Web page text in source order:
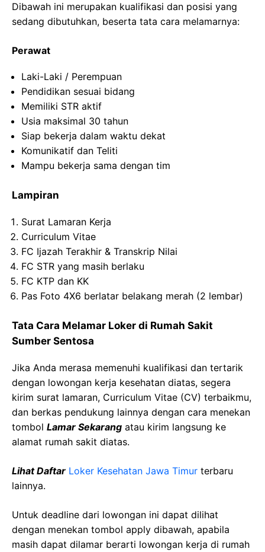
Dibawah ini merupakan kualifikasi dan posisi yang
sedang dibutuhkan, beserta tata cara melamarnya:
Perawat
Laki-Laki / Perempuan
Pendidikan sesuai bidang
Memiliki STR aktif
Usia maksimal 30 tahun
Siap bekerja dalam waktu dekat
Komunikatif dan Teliti
Mampu bekerja sama dengan tim
Lampiran
Surat Lamaran Kerja
Curriculum Vitae
FC Ijazah Terakhir & Transkrip Nilai
FC STR yang masih berlaku
FC KTP dan KK
Pas Foto 4X6 berlatar belakang merah (2 lembar)
Tata Cara Melamar Loker di Rumah Sakit
Sumber Sentosa
Jika Anda merasa memenuhi kualifikasi dan tertarik
dengan lowongan kerja kesehatan diatas, segera
kirim surat lamaran, Curriculum Vitae (CV) terbaikmu,
dan berkas pendukung lainnya dengan cara menekan
tombol Lamar Sekarang atau kirim langsung ke
alamat rumah sakit diatas.
Lihat Daftar Loker Kesehatan Jawa Timur terbaru
lainnya.
Untuk deadline dari lowongan ini dapat dilihat
dengan menekan tombol apply dibawah, apabila
masih dapat dilamar berarti lowongan kerja di rumah